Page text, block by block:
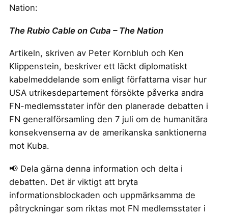
Nation:
The Rubio Cable on Cuba – The Nation
Artikeln, skriven av Peter Kornbluh och Ken
Klippenstein, beskriver ett läckt diplomatiskt
kabelmeddelande som enligt författarna visar hur
USA utrikesdepartement försökte påverka andra
FN-medlemsstater inför den planerade debatten i
FN generalförsamling den 7 juli om de humanitära
konsekvenserna av de amerikanska sanktionerna
mot Kuba.
📢 Dela gärna denna information och delta i
debatten. Det är viktigt att bryta
informationsblockaden och uppmärksamma de
påtryckningar som riktas mot FN medlemsstater i